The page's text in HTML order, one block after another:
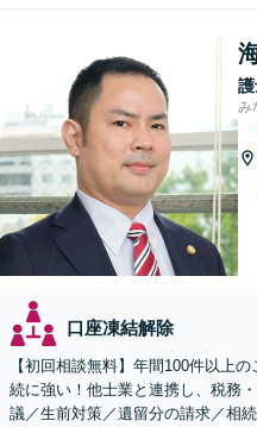
み
口座凍結解除
【初回相談無料】年間100件以上
続に強い！他士業と連携し、税務
議／生前対策／遺留分の請求／相